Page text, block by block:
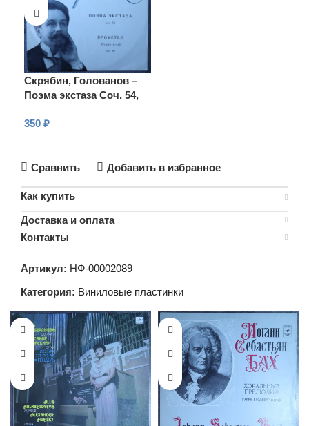
Скрябин, Голованов –
Поэма экстаза Cоч. 54,
Cоч. 60
350 ₽
Сравнить Добавить в избранное
Как купить
Доставка и оплата
Контакты
Артикул: НФ-00002089
Категория: Виниловые пластинки